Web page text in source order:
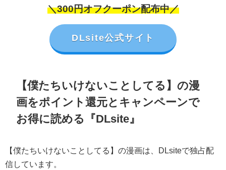
＼300円オフクーポン配布中／
DLsite公式サイト
【僕たちいけないことしてる】の漫
画をポイント還元とキャンペーンで
お得に読める『DLsite』
【僕たちいけないことしてる】の漫画は、DLsiteで独占配
信しています。